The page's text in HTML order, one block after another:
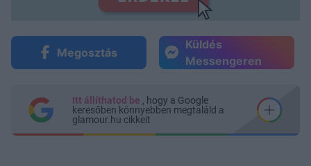
Megosztás
Küldés
Messengeren
Itt állíthatod be , hogy a Google
keresőben könnyebben megtaláld a
glamour.hu cikkeit